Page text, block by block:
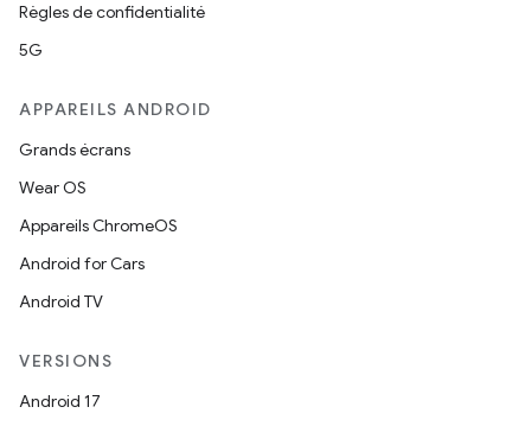
Règles de confidentialité
5G
APPAREILS ANDROID
Grands écrans
Wear OS
Appareils ChromeOS
Android for Cars
Android TV
VERSIONS
Android 17